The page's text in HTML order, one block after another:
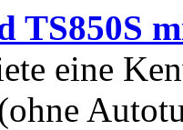
TS850S
eine